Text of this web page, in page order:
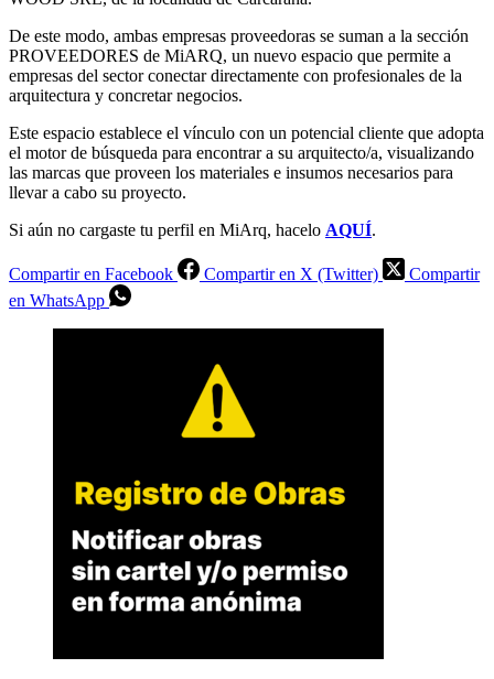
De este modo, ambas empresas proveedoras se suman a la sección
PROVEEDORES de MiARQ, un nuevo espacio que permite a
empresas del sector conectar directamente con profesionales de la
arquitectura y concretar negocios.
Este espacio establece el vínculo con un potencial cliente que adopta
el motor de búsqueda para encontrar a su arquitecto/a, visualizando
las marcas que proveen los materiales e insumos necesarios para
llevar a cabo su proyecto.
Si aún no cargaste tu perfil en MiArq, hacelo AQUÍ.
Compartir en Facebook Compartir en X (Twitter)
Compartir
en WhatsApp